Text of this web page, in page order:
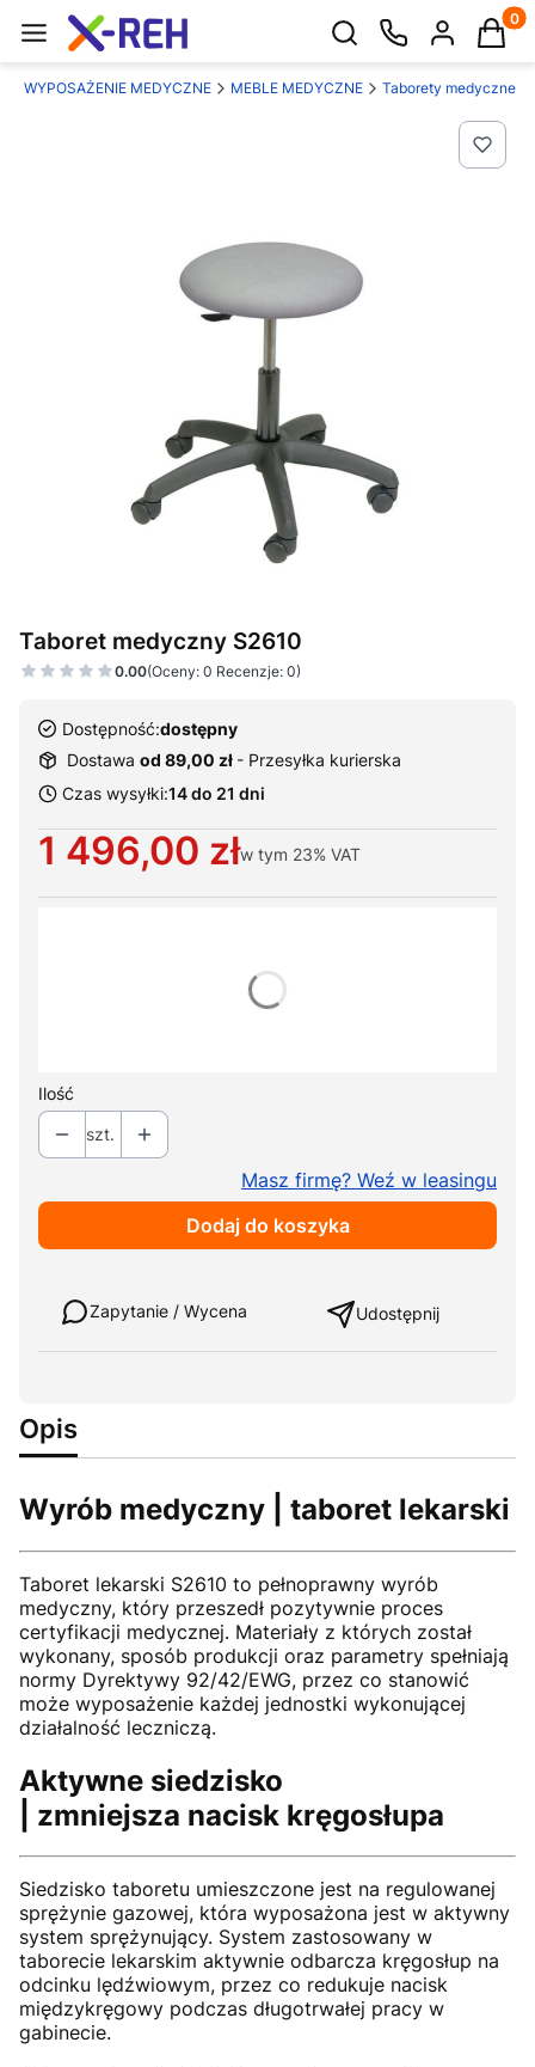
Otwórz wyszukiwarkę
WYPOSAŻENIE MEDYCZNE MEBLE MEDYCZNE Taborety medyczne
Taboret medyczny S2610
0.00(Oceny: 0 Recenzje: 0)
Dostępność:dostępny
Dostawa od 89,00 zł - Przesyłka kurierska
Czas wysyłki:14 do 21 dni
Cena
1 496,00 złw tym 23% VAT
Poszczególne warianty mogą różnić się ceną
Ilość
szt.
Masz firmę? Weź w leasingu
Dodaj do koszyka
Zapytanie / Wycena Udostępnij
Opis
Wyrób medyczny | taboret lekarski
Taboret lekarski S2610 to pełnoprawny wyrób
medyczny, który przeszedł pozytywnie proces
certyfikacji medycznej. Materiały z których został
wykonany, sposób produkcji oraz parametry spełniają
normy Dyrektywy 92/42/EWG, przez co stanowić
może wyposażenie każdej jednostki wykonującej
działalność leczniczą.
Aktywne siedzisko
| zmniejsza nacisk kręgosłupa
Siedzisko taboretu umieszczone jest na regulowanej
sprężynie gazowej, która wyposażona jest w aktywny
system sprężynujący. System zastosowany w
taborecie lekarskim aktywnie odbarcza kręgosłup na
odcinku lędźwiowym, przez co redukuje nacisk
międzykręgowy podczas długotrwałej pracy w
gabinecie.